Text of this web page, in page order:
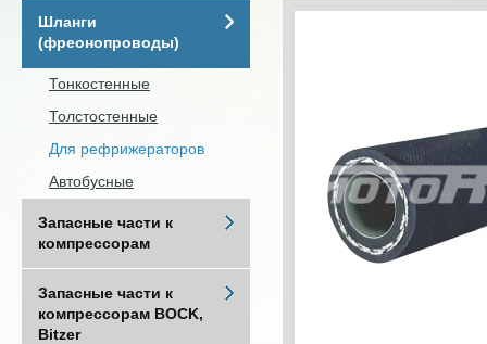
Шланги
(фреонопроводы)
Тонкостенные
Толстостенные
Для рефрижераторов
Автобусные
Запасные части к
компрессорам
Запасные части к
компрессорам BOCK,
Bitzer